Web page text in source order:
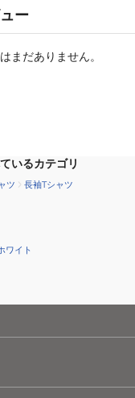
ー
まだありません。
いるカテゴリ
ツ 長袖Tシャツ
ワイト